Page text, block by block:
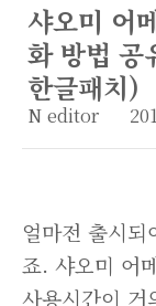
샤오미 어
화 방법
한글패치)
N editor
얼마전 출시
죠. 샤오미 어
사용시간이